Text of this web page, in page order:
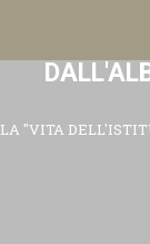
LA "VITA